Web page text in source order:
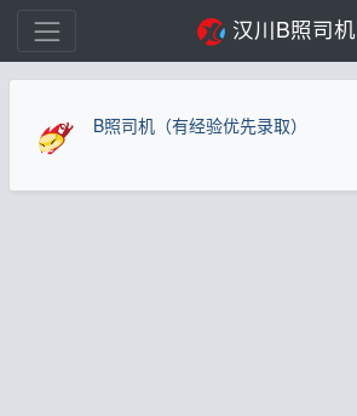
汉川B照司机
B照司机（有经验优先录取）